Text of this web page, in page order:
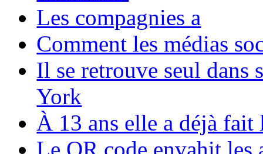
Les compagnies a
Comment les médias
Il se retrouve seul dans
York
À 13 ans elle a déjà
Le QR code envahit les